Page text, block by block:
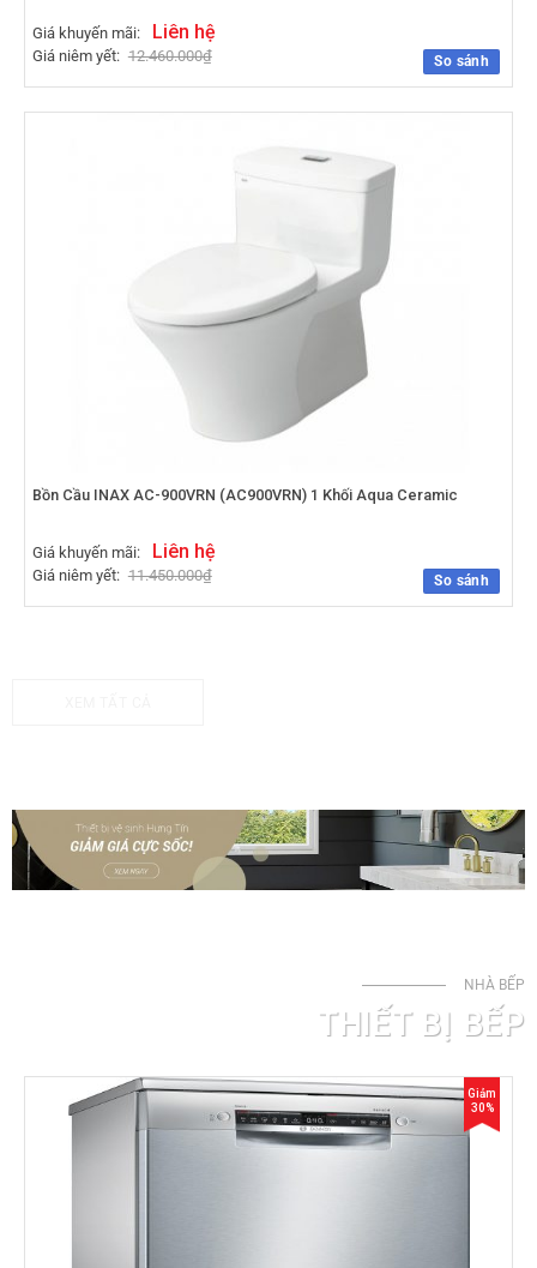
So sánh
Giá khuyến mãi: Liên hệ
Giá niêm yết: 12.460.000₫
So sánh
Bồn Cầu INAX AC-900VRN (AC900VRN) 1 Khối Aqua Ceramic
Giá khuyến mãi: Liên hệ
Giá niêm yết: 11.450.000₫
NHÀ BẾP
THIẾT BỊ BẾP
Giảm
30%